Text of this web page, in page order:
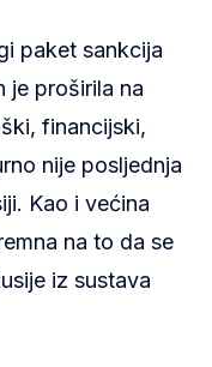
paket sankcija
je proširila na
financijski,
nije posljednja
Kao i većina
na to da se
iz sustava